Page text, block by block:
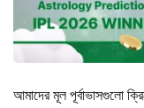
আমাদের মূল পূর্বাভাসগুলো